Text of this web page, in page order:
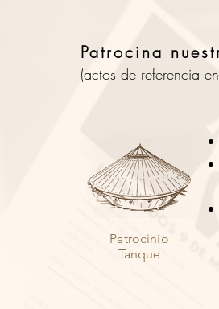
Patrocina
(actos de referencia
Patrocinio
Tanque